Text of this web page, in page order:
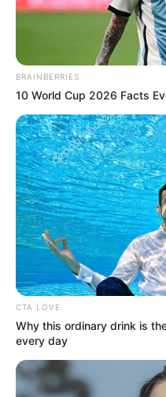
ΕΙΝΑΙ ΕΔΩ, ΕΙΝΑΙ...
ΕΒΡΑΙΟΙ ΚΑΙ
BRAINBERRIES
10 World Cup 2026 Facts
CTA LOVE
Why this ordinary drink is
every day